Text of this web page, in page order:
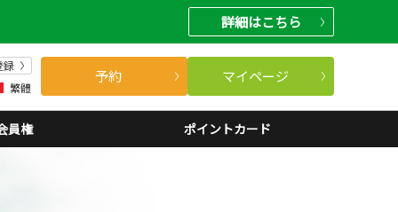
詳細はこちら
録
繁體
予約 マイページ
員権 ポイントカード